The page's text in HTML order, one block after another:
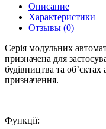
Описание
Характеристики
Отзывы (0)
Серія модульних
призначена для
будівництва та
призначення.
Функції: